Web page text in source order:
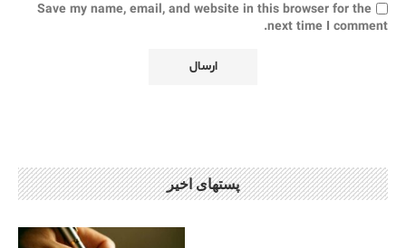
Save my name, email, and website in this browser for the
next time I comment.
پستهای اخیر